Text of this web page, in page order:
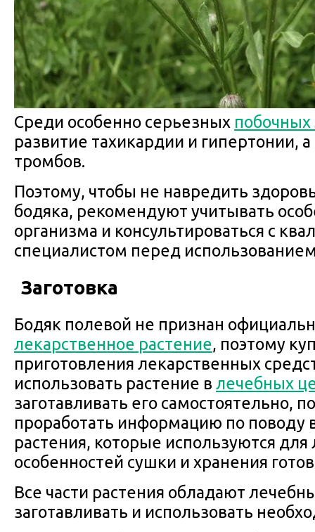
Среди особенно серьезных
развитие тахикардии и гипертонии,
тромбов.
Поэтому, чтобы не навредить
бодяка, рекомендуют учитывать
организма и консультироваться с
специалистом перед
Заготовка
Бодяк полевой не признан
лекарственное растение, поэтому
приготовления лекарственных
использовать растение в лечебных
заготавливать его самостоятельно,
проработать информацию по поводу
растения, которые используются для
особенностей сушки и хранения
Все части растения обладают
заготавливать и использовать